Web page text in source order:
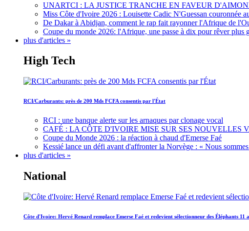
UNARTCI : LA JUSTICE TRANCHE EN FAVEUR
Miss Côte d'Ivoire 2026 : Louisette Cadic N'Guessan couronnée
De Dakar à Abidjan, comment le rap fait rayonner l'Afrique de
Coupe du monde 2026: l'Afrique, une passe à dix pour rêver plus
plus d'articles »
High Tech
RCI/Carburants: près de 200 Mds FCFA consentis par l'État
RCI : une banque alerte sur les arnaques par clonage vocal
CAFÉ : LA CÔTE D'IVOIRE MISE SUR SES NOUVELLES
Coupe du Monde 2026 : la réaction à chaud d'Emerse Faé
Kessié lance un défi avant d'affronter la Norvège : « Nous
plus d'articles »
National
Côte d'Ivoire: Hervé Renard remplace Emerse Faé et redevient sélectionneur des Éléphants 11